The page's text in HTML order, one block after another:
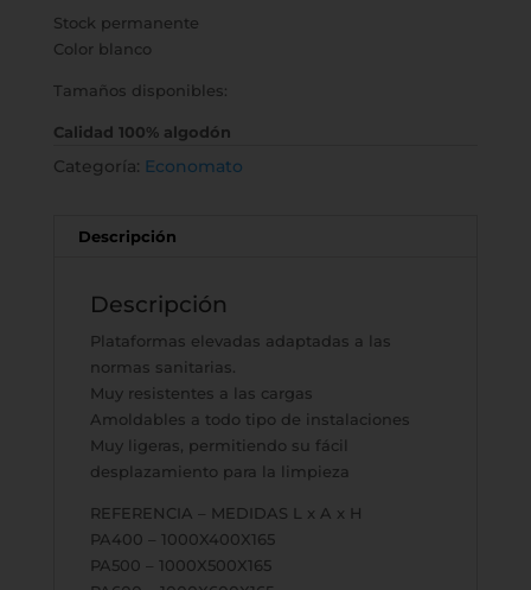
Stock permanente
Color blanco
Tamaños disponibles:
Calidad 100% algodón
Categoría: Economato
Descripción
Descripción
Plataformas elevadas adaptadas a las
normas sanitarias.
Muy resistentes a las cargas
Amoldables a todo tipo de instalaciones
Muy ligeras, permitiendo su fácil
desplazamiento para la limpieza
REFERENCIA – MEDIDAS L x A x H
PA400 – 1000X400X165
PA500 – 1000X500X165